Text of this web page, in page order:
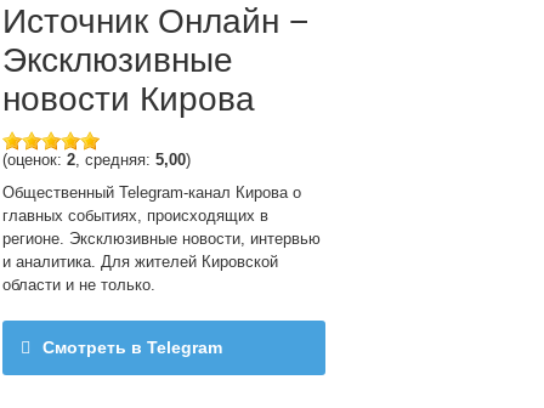
Источник Онлайн −
Эксклюзивные
новости Кирова
(оценок:2, средняя:5,00)
Общественный Telegram-канал Кирова о
главных событиях, происходящих в
регионе. Эксклюзивные новости, интервью
и аналитика. Для жителей Кировской
области и не только.
Смотреть в Telegram